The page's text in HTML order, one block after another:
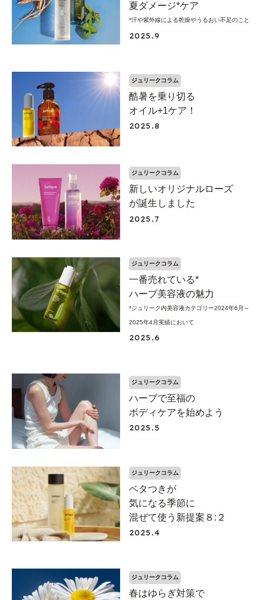
夏ダメージ*ケア
*汗や紫外線による乾燥やうるおい不足のこと
2025.9
ジュリークコラム
酷暑を乗り切る
オイル+1ケア！
2025.8
ジュリークコラム
新しいオリジナルローズ
が誕生しました
2025.7
ジュリークコラム
一番売れている*
ハーブ美容液の魅力
*ジュリーク内美容液カテゴリー2024年6月～
2025年4月実績において
2025.6
ジュリークコラム
ハーブで至福の
ボディケアを始めよう
2025.5
ジュリークコラム
ベタつきが
気になる季節に
混ぜて使う新提案８:２
2025.4
ジュリークコラム
春はゆらぎ対策で